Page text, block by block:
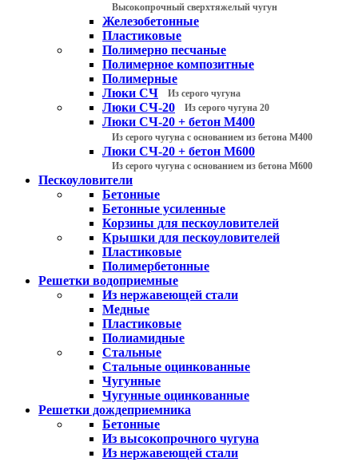
Высокопрочный сверхтяжелый чугун
Железобетонные
Пластиковые
Полимерно песчаные
Полимерное композитные
Полимерные
Люки СЧ
Из серого чугуна
Люки СЧ-20 Из серого чугуна 20
Люки СЧ-20 + бетон М400
Из серого чугуна с основанием из бетона М400
Люки СЧ-20 + бетон М600
Из серого чугуна с основанием из бетона М600
Пескоуловители
Бетонные
Бетонные усиленные
Корзины для пескоуловителей
Крышки для пескоуловителей
Пластиковые
Полимербетонные
Решетки водоприемные
Из нержавеющей стали
Медные
Пластиковые
Полиамидные
Стальные
Стальные оцинкованные
Чугунные
Чугунные оцинкованные
Решетки дождеприемника
Бетонные
Из высокопрочного чугуна
Из нержавеющей стали